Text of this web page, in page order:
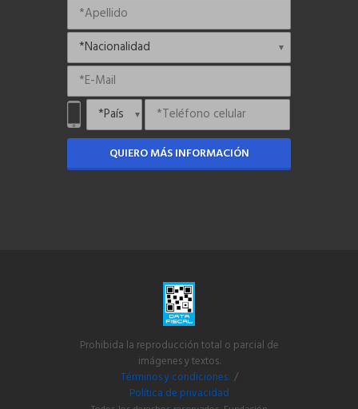
QUIERO MÁS INFORMACIÓN
Prohibida la reproducción total o parcial de
imágenes y textos.
Términos y condiciones. /
Política de privacidad